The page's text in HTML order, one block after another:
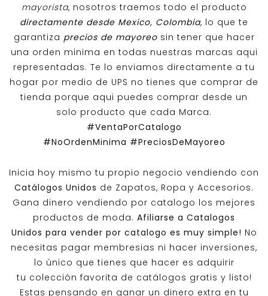
mayorista, nosotros traemos todo el producto
directamente desde Mexico, Colombia, lo que te
garantiza precios de mayoreosin tener que hacer
una orden minima en todas nuestras marcas aqui
representadas. Te lo enviamos directamente a tu
hogar por medio de UPS no tienes que comprar de
tienda porque aqui puedes comprar desde un
solo producto que cada Marca.
#VentaPorCatalogo
#NoOrdenMinima #PreciosDeMayoreo
Inicia hoy mismo tu propio negocio vendiendo con
Catálogos Unidos de Zapatos, Ropa y Accesorios.
Gana dinero vendiendo por catalogo los mejores
productos de moda. Afiliarse a Catalogos
Unidos para vender por catalogo es muy simple! No
necesitas pagar membresias ni hacer inversiones,
lo único que tienes que hacer es adquirir
tu colección favorita de catálogos gratis y listo!
Estas pensando en ganar un dinero extra en tu